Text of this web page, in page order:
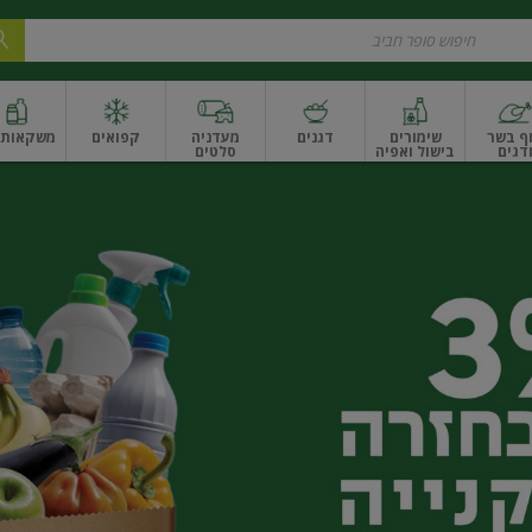
בשר
ודגים
שימורים
בישול ואפיה
דגנים מעדניה
סלטים
ונקניקים
קפואים משקאות
ואגוזיםפירות יבשים ארוזפירות יבשים בתפזורתפיצוחים, אגוזים